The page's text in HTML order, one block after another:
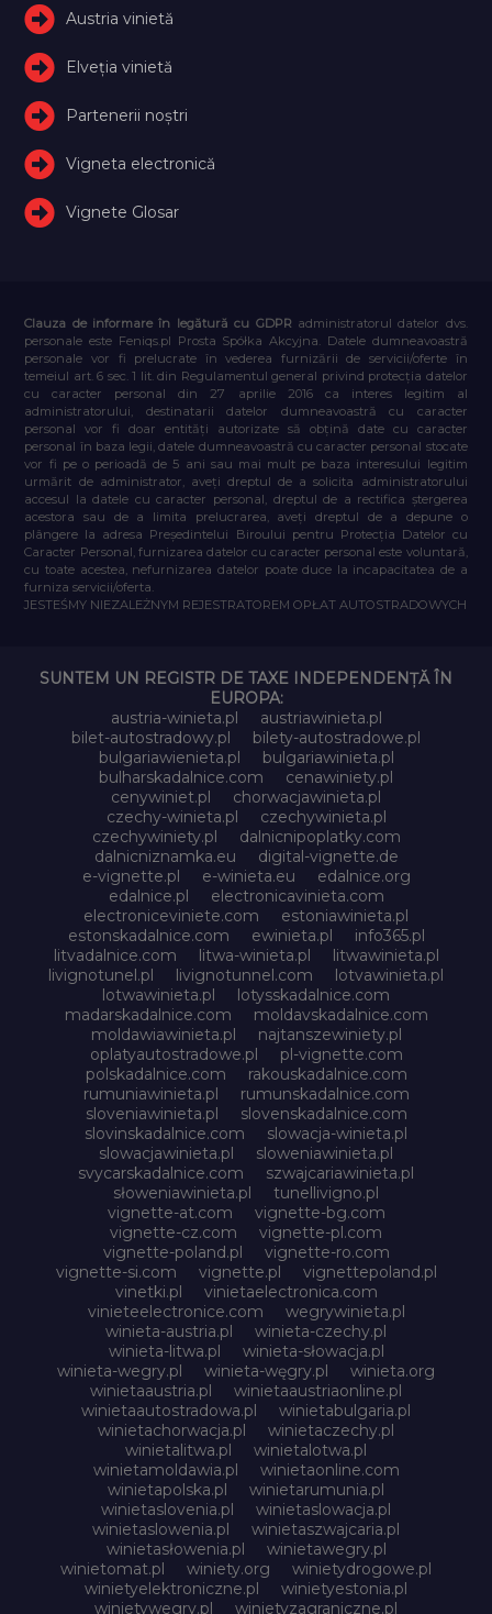
Austria vinietă
Elveţia vinietă
Partenerii noștri
Vigneta electronică
Vignete Glosar
Clauza de informare în legătură cu GDPR administratorul datelor dvs.
personale este Feniqs.pl Prosta Spółka Akcyjna. Datele dumneavoastră
personale vor fi prelucrate în vederea furnizării de servicii/oferte în
temeiul art. 6 sec. 1 lit. din Regulamentul general privind protecția datelor
cu caracter personal din 27 aprilie 2016 ca interes legitim al
administratorului, destinatarii datelor dumneavoastră cu caracter
personal vor fi doar entități autorizate să obțină date cu caracter
personal în baza legii, datele dumneavoastră cu caracter personal stocate
vor fi pe o perioadă de 5 ani sau mai mult pe baza interesului legitim
urmărit de administrator, aveți dreptul de a solicita administratorului
accesul la datele cu caracter personal, dreptul de a rectifica ștergerea
acestora sau de a limita prelucrarea, aveți dreptul de a depune o
plângere la adresa Președintelui Biroului pentru Protecția Datelor cu
Caracter Personal, furnizarea datelor cu caracter personal este voluntară,
cu toate acestea, nefurnizarea datelor poate duce la incapacitatea de a
furniza servicii/oferta.
JESTEŚMY NIEZALEŻNYM REJESTRATOREM OPŁAT AUTOSTRADOWYCH
SUNTEM UN REGISTR DE TAXE INDEPENDENȚĂ ÎN
EUROPA:
austria-winieta.pl
austriawinieta.pl
bilet-autostradowy.pl
bilety-autostradowe.pl
bulgariawienieta.pl
bulgariawinieta.pl
bulharskadalnice.com
cenawiniety.pl
cenywiniet.pl
chorwacjawinieta.pl
czechy-winieta.pl
czechywinieta.pl
czechywiniety.pl
dalnicnipoplatky.com
dalnicniznamka.eu
digital-vignette.de
e-vignette.pl
e-winieta.eu
edalnice.org
edalnice.pl
electronicavinieta.com
electroniceviniete.com
estoniawinieta.pl
estonskadalnice.com
ewinieta.pl
info365.pl
litvadalnice.com
litwa-winieta.pl
litwawinieta.pl
livignotunel.pl
livignotunnel.com
lotvawinieta.pl
lotwawinieta.pl
lotysskadalnice.com
madarskadalnice.com
moldavskadalnice.com
moldawiawinieta.pl
najtanszewiniety.pl
oplatyautostradowe.pl
pl-vignette.com
polskadalnice.com
rakouskadalnice.com
rumuniawinieta.pl
rumunskadalnice.com
sloveniawinieta.pl
slovenskadalnice.com
slovinskadalnice.com
slowacja-winieta.pl
slowacjawinieta.pl
sloweniawinieta.pl
svycarskadalnice.com
szwajcariawinieta.pl
słoweniawinieta.pl
tunellivigno.pl
vignette-at.com
vignette-bg.com
vignette-cz.com
vignette-pl.com
vignette-poland.pl
vignette-ro.com
vignette-si.com
vignette.pl
vignettepoland.pl
vinetki.pl
vinietaelectronica.com
vinieteelectronice.com
wegrywinieta.pl
winieta-austria.pl
winieta-czechy.pl
winieta-litwa.pl
winieta-słowacja.pl
winieta-wegry.pl
winieta-węgry.pl
winieta.org
winietaaustria.pl
winietaaustriaonline.pl
winietaautostradowa.pl
winietabulgaria.pl
winietachorwacja.pl
winietaczechy.pl
winietalitwa.pl
winietalotwa.pl
winietamoldawia.pl
winietaonline.com
winietapolska.pl
winietarumunia.pl
winietaslovenia.pl
winietaslowacja.pl
winietaslowenia.pl
winietaszwajcaria.pl
winietasłowenia.pl
winietawegry.pl
winietomat.pl
winiety.org
winietydrogowe.pl
winietyelektroniczne.pl
winietyestonia.pl
winietywegry.pl
winietyzagraniczne.pl